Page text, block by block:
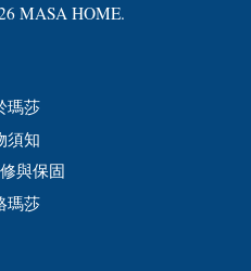
MASA HOME.
瑪莎
須知
與保固
瑪莎